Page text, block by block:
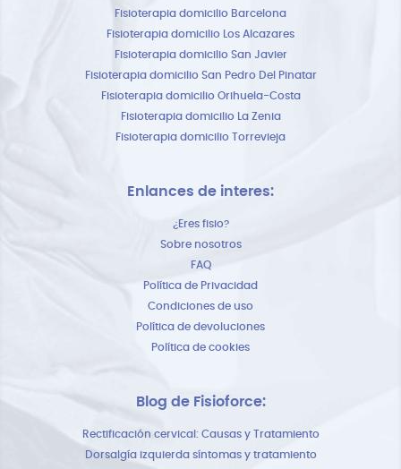
Fisioterapia domicilio Barcelona
Fisioterapia domicilio Los Alcazares
Fisioterapia domicilio San Javier
Fisioterapia domicilio San Pedro Del Pinatar
Fisioterapia domicilio Orihuela-Costa
Fisioterapia domicilio La Zenia
Fisioterapia domicilio Torrevieja
Enlances de interes:
¿Eres fisio?
Sobre nosotros
FAQ
Política de Privacidad
Condiciones de uso
Política de devoluciones
Política de cookies
Blog de Fisioforce:
Rectificación cervical: Causas y Tratamiento
Dorsalgía izquierda síntomas y tratamiento